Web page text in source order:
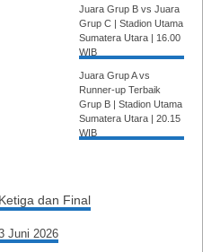
Juara Grup B vs Juara
Grup C | Stadion Utama
Sumatera Utara | 16.00
WIB
Juara Grup A vs
Runner-up Terbaik
Grup B | Stadion Utama
Sumatera Utara | 20.15
WIB
dan Final
Juni 2026